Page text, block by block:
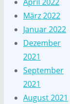
März 2022
Januar 2022
Dezember
2021
September
2021
August 2021